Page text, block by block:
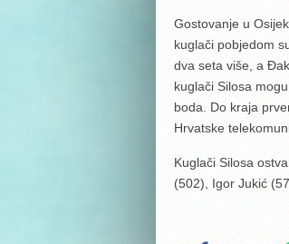
Gostovanje u
kuglači pobjedom
dva seta više, a
kuglači Silosa
boda. Do kraja
Hrvatske
Kuglači Silosa
(502), Igor Jukić